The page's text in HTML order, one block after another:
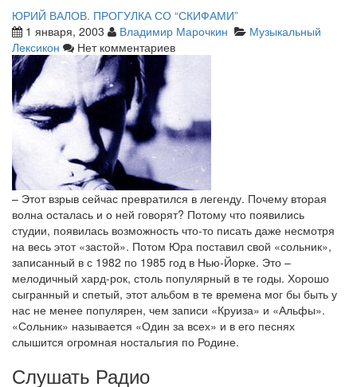
ЮРИЙ ВАЛОВ. ПРОГУЛКА СО “СКИФАМИ”
1 января, 2003
Владимир Марочкин
Музыкальный
Лексикон
Нет комментариев
– Этот взрыв сейчас превратился в легенду. Почему вторая
волна осталась и о ней говорят? Потому что появились
студии, появилась возможность что-то писать даже несмотря
на весь этот «застой». Потом Юра поставил свой «сольник»,
записанный в с 1982 по 1985 год в Нью-Йорке. Это –
мелодичный хард-рок, столь популярный в те годы. Хорошо
сыгранный и спетый, этот альбом в те времена мог бы быть у
нас не менее популярен, чем записи «Круиза» и «Альфы».
«Сольник» называется «Один за всех» и в его песнях
слышится огромная ностальгия по Родине.
Слушать Радио